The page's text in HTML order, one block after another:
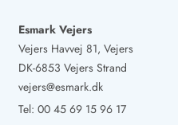
Esmark Vejers
Vejers Havvej 81, Vejers
DK-6853 Vejers Strand
vejers@esmark.dk
Tel: 00 45 69 15 96 17